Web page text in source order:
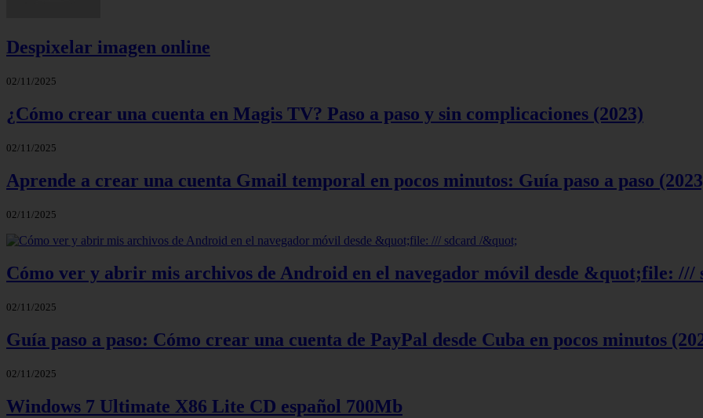
Despixelar imagen online
02/11/2025
¿Cómo crear una cuenta en Magis TV? Paso a paso y sin complicaciones (2023)
02/11/2025
Aprende a crear una cuenta Gmail temporal en pocos minutos: Guía paso a paso
02/11/2025
Cómo ver y abrir mis archivos de Android en el navegador móvil desde &quot;file:
02/11/2025
Guía paso a paso: Cómo crear una cuenta de PayPal desde Cuba en pocos minutos
02/11/2025
Windows 7 Ultimate X86 Lite CD español 700Mb